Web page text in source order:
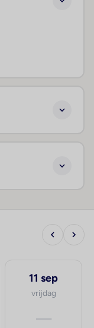
11 sep
vrijdag
—